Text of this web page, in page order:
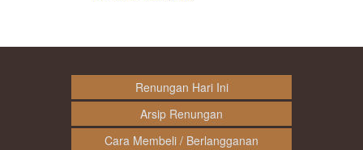
Renungan Hari Ini
Arsip Renungan
Cara Membeli / Berlangganan